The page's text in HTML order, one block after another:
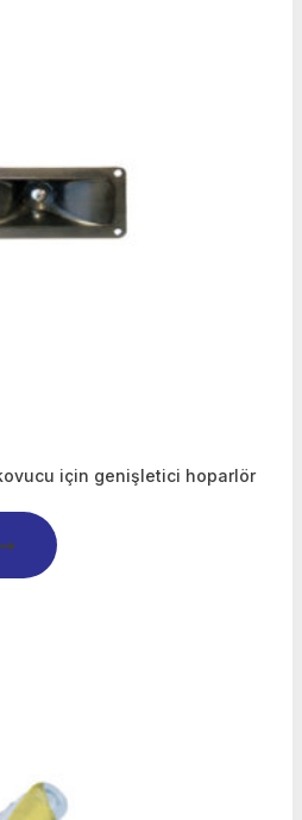
için genişletici hoparlör